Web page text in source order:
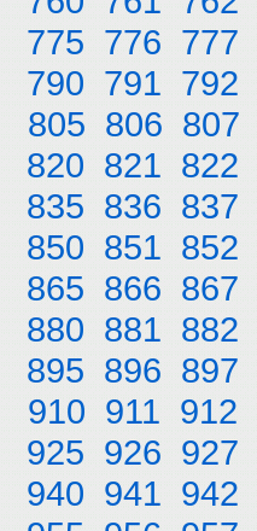
775 776 777
790 791 792
805 806 807
820 821 822
835 836 837
850 851 852
865 866 867
880 881 882
895 896 897
910 911 912
925 926 927
940 941 942